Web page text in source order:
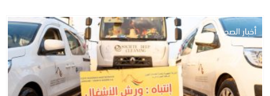
أخبار الصحراء